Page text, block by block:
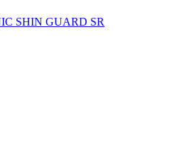
SHIN GUARD SR